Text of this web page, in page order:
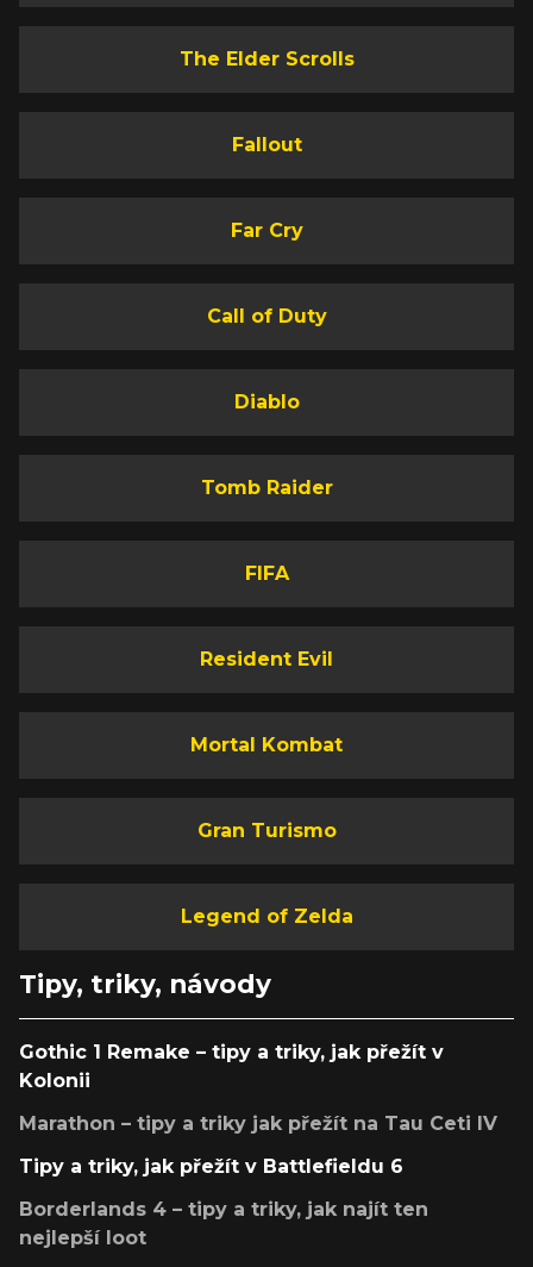
The Elder Scrolls
Fallout
Far Cry
Call of Duty
Diablo
Tomb Raider
FIFA
Resident Evil
Mortal Kombat
Gran Turismo
Legend of Zelda
Tipy, triky, návody
Gothic 1 Remake – tipy a triky, jak přežít v
Kolonii
Marathon – tipy a triky jak přežít na Tau Ceti IV
Tipy a triky, jak přežít v Battlefieldu 6
Borderlands 4 – tipy a triky, jak najít ten
nejlepší loot